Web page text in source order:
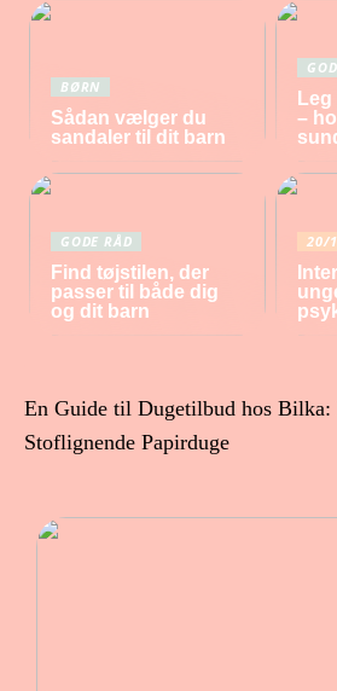
BØRN
Sådan vælger du
sandaler til dit barn
–
GODE RÅD
Find tøjstilen, der
passer til både dig
og dit barn
20/
En Guide til Dugetilbud hos Bilka:
Stoflignende Papirduge